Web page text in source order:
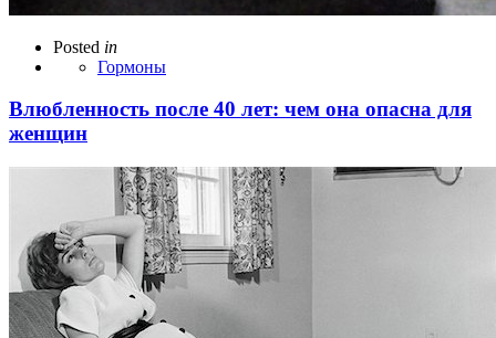
Posted in
Гормоны
Влюбленность после 40 лет: чем она опасна для
женщин